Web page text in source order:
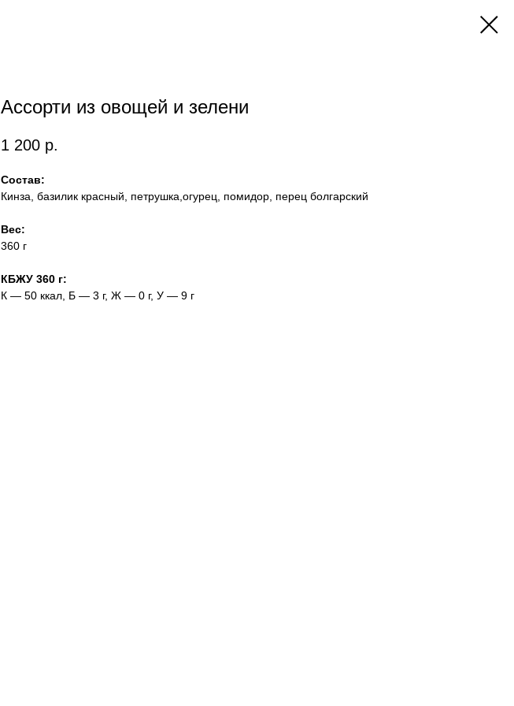
Ассорти из овощей и зелени
1 200 р.
Состав:
Кинза, базилик красный, петрушка,огурец, помидор, перец болгарский
Вес:
360 г
КБЖУ 360 г:
К — 50 ккал, Б — 3 г, Ж — 0 г, У — 9 г